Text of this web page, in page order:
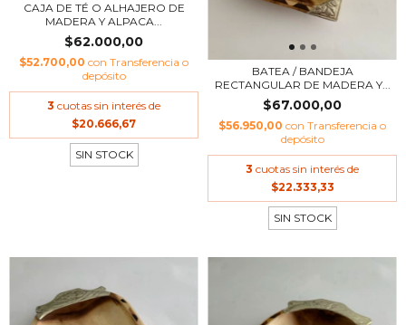
CAJA DE TÉ O ALHAJERO DE
MADERA Y ALPACA...
$62.000,00
$52.700,00 con Transferencia o
depósito
3 cuotas sin interés de
$20.666,67
SIN STOCK
BATEA / BANDEJA
RECTANGULAR DE MADERA Y...
$67.000,00
$56.950,00 con Transferencia o
depósito
3 cuotas sin interés de
$22.333,33
SIN STOCK